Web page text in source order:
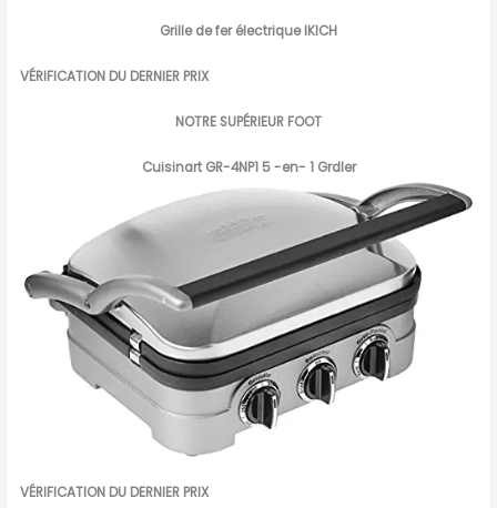
Grille de fer électrique IKICH
VÉRIFICATION DU DERNIER PRIX
NOTRE SUPÉRIEUR FOOT
Cuisinart GR-4NP1 5 -en- 1 Grdler
VÉRIFICATION DU DERNIER PRIX